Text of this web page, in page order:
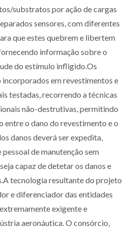
substratos por ação de cargas
sensores, com diferentes
que estes quebrem e libertem
informação sobre o
do estímulo infligido.Os
em revestimentos e
testadas, recorrendo a técnicas
não-destrutivas, permitindo
entre o dano do revestimento e o
danos deverá ser expedita,
de manutenção sem
capaz de detetar os danos e
tecnologia resultante do projeto
e diferenciador das entidades
exigente e
aeronáutica. O consórcio,